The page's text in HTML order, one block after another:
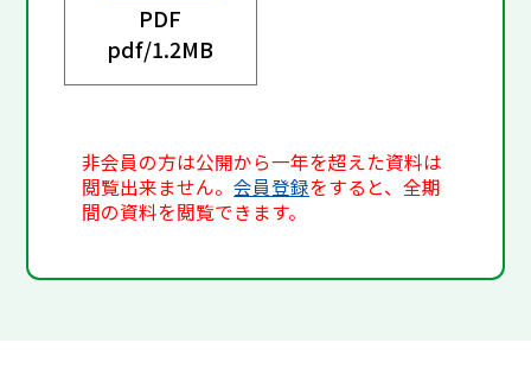
PDF
pdf/1.2MB
非会員の方は公開から一年を超えた資料は
閲覧出来ません。会員登録をすると、全期
間の資料を閲覧できます。